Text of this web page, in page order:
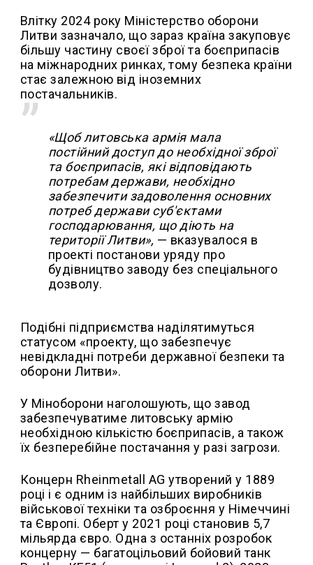
Влітку 2024 року Міністерство оборони
Литви зазначало, що зараз країна закуповує
більшу частину своєї зброї та боєприпасів
на міжнародних ринках, тому безпека країни
стає залежною від іноземних
постачальників.
«Щоб литовська армія мала
постійний доступ до необхідної зброї
та боєприпасів, які відповідають
потребам держави, необхідно
забезпечити задоволення основних
потреб держави суб'єктами
господарювання, що діють на
території Литви», — вказувалося в
проекті постанови уряду про
будівництво заводу без спеціального
дозволу.
Подібні підприємства наділятимуться
статусом «проекту, що забезпечує
невідкладні потреби державної безпеки та
оборони Литви».
У Міноборони наголошують, що завод
забезпечуватиме литовську армію
необхідною кількістю боєприпасів, а також
їх безперебійне постачання у разі загрози.
Концерн Rheinmetall AG утворений у 1889
році і є одним із найбільших виробників
військової техніки та озброєння у Німеччині
та Європі. Оберт у 2021 році становив 5,7
мільярда євро. Одна з останніх розробок
концерну — багатоцільовий бойовий танк